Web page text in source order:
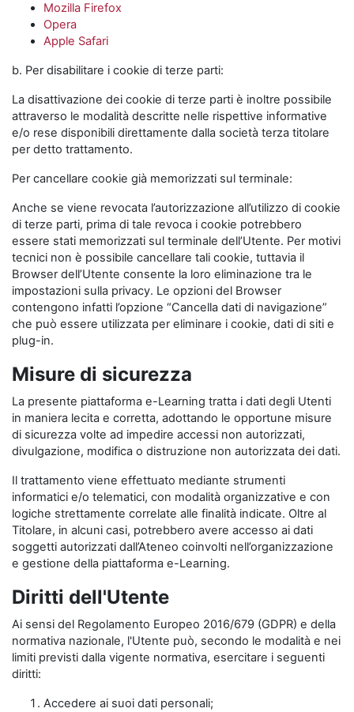
Mozilla Firefox
Opera
Apple Safari
b. Per disabilitare i cookie di terze parti:
La disattivazione dei cookie di terze parti è inoltre possibile
attraverso le modalità descritte nelle rispettive informative
e/o rese disponibili direttamente dalla società terza titolare
per detto trattamento.
Per cancellare cookie già memorizzati sul terminale:
Anche se viene revocata l’autorizzazione all’utilizzo di cookie
di terze parti, prima di tale revoca i cookie potrebbero
essere stati memorizzati sul terminale dell’Utente. Per motivi
tecnici non è possibile cancellare tali cookie, tuttavia il
Browser dell’Utente consente la loro eliminazione tra le
impostazioni sulla privacy. Le opzioni del Browser
contengono infatti l’opzione “Cancella dati di navigazione”
che può essere utilizzata per eliminare i cookie, dati di siti e
plug-in.
Misure di sicurezza
La presente piattaforma e-Learning tratta i dati degli Utenti
in maniera lecita e corretta, adottando le opportune misure
di sicurezza volte ad impedire accessi non autorizzati,
divulgazione, modifica o distruzione non autorizzata dei dati.
Il trattamento viene effettuato mediante strumenti
informatici e/o telematici, con modalità organizzative e con
logiche strettamente correlate alle finalità indicate. Oltre al
Titolare, in alcuni casi, potrebbero avere accesso ai dati
soggetti autorizzati dall’Ateneo coinvolti nell’organizzazione
e gestione della piattaforma e-Learning.
Diritti dell'Utente
Ai sensi del Regolamento Europeo 2016/679 (GDPR) e della
normativa nazionale, l'Utente può, secondo le modalità e nei
limiti previsti dalla vigente normativa, esercitare i seguenti
diritti:
Accedere ai suoi dati personali;